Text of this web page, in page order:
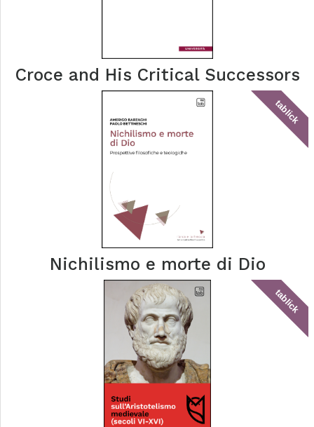
Croce and His Critical Successors
tablick
Nichilismo e morte di Dio
tablick